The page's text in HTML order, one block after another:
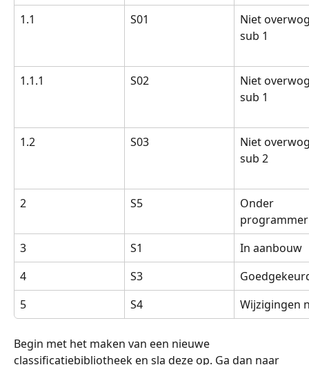
1.1
S01
Niet
sub 1
1.1.1 S02
Niet
sub 1
1.2 S03
Niet
sub 2
2 S5
Onder
3
S1
In aanbouw
4
S3
5
S4 Wijzigingen
Begin met het maken van een nieuwe
classificatiebibliotheek en sla deze op. Ga dan naar